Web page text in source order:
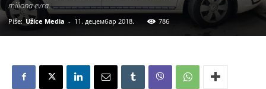
miliona evra.
Piše: Užice Media - 11. децембар 2018. 786